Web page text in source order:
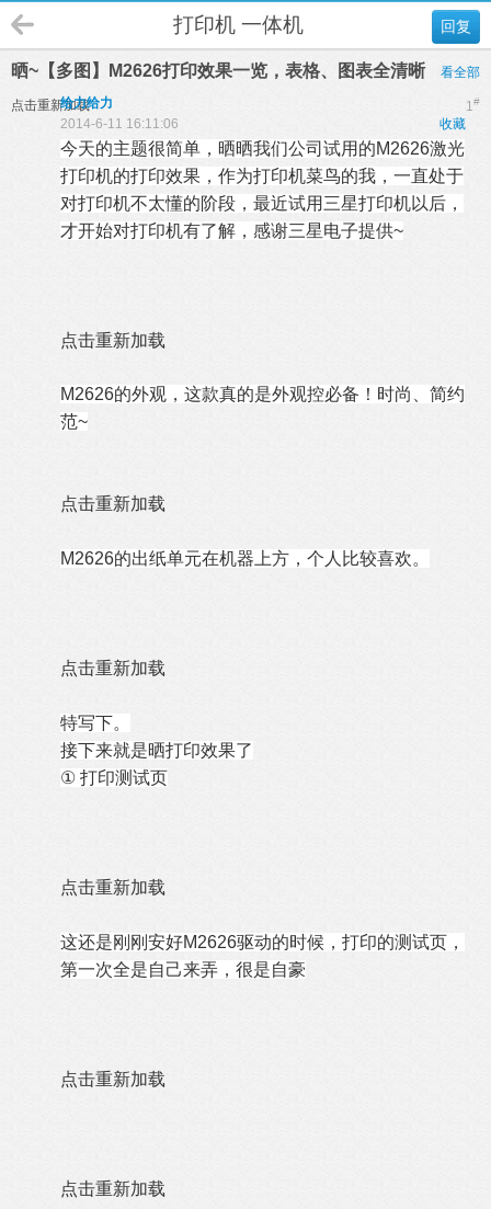
回复
打印机 一体机
晒~【多图】M2626打印效果一览，表格、图表全清晰 看全部
点击重新加载 1#
给力给力
收藏
2014-6-11 16:11:06
今天的主题很简单，晒晒我们公司试用的M2626激光
打印机的打印效果，作为打印机菜鸟的我，一直处于
对打印机不太懂的阶段，最近试用三星打印机以后，
才开始对打印机有了解，感谢三星电子提供~
点击重新加载
M2626的外观，这款真的是外观控必备！时尚、简约
范~
点击重新加载
M2626的出纸单元在机器上方，个人比较喜欢。
点击重新加载
特写下。
接下来就是晒打印效果了
① 打印测试页
点击重新加载
这还是刚刚安好M2626驱动的时候，打印的测试页，
第一次全是自己来弄，很是自豪
点击重新加载
点击重新加载